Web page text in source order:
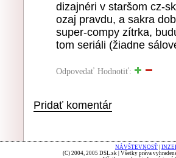
dizajnéri v staršom cz-
ozaj pravdu, a sakra
super-compy zítrka,
tom seriáli (žiadne
Odpovedať Hodnotiť:
Pridať komentár
NÁVŠTEVNOSŤ
(C) 2004, 2005 DSL.sk | Všetky práva